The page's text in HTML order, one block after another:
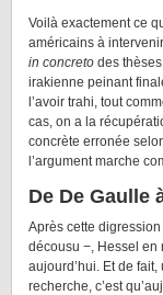
Voilà exactement ce
américains à
in concreto des
irakienne peinant
l’avoir trahi, tout
cas, on a la
concrète erronée
l’argument marche
De De Gaulle
Après cette
décousu −, Hessel en
aujourd’hui. Et de
recherche, c’est